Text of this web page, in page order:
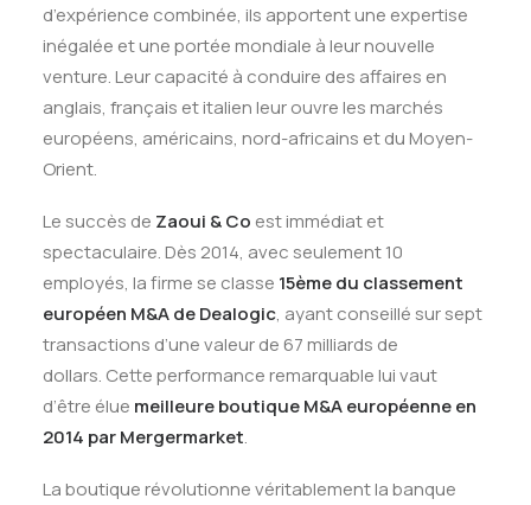
d’expérience combinée, ils apportent une expertise
inégalée et une portée mondiale à leur nouvelle
venture.Leur capacité à conduire des affaires en
anglais, français et italien leur ouvre les marchés
européens, américains, nord-africains et du Moyen-
Orient.
Le succès de Zaoui & Co est immédiat et
spectaculaire. Dès 2014, avec seulement 10
employés, la firme se classe 15ème du classement
européen M&A de Dealogic, ayant conseillé sur sept
transactions d’une valeur de 67 milliards de
dollars. Cette performance remarquable lui vaut
d’être élue meilleure boutique M&A européenne en
2014 par Mergermarket.
La boutique révolutionne véritablement la banque